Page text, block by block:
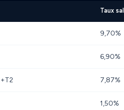
Taux
9,70%
6,90%
7,87%
1,50%